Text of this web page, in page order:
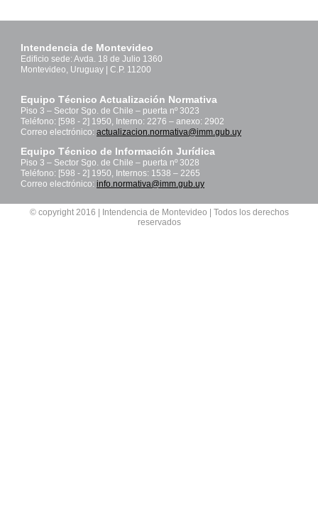
Intendencia de Montevideo
Edificio sede: Avda. 18 de Julio 1360
Montevideo, Uruguay | C.P. 11200
Equipo Técnico Actualización Normativa
Piso 3 – Sector Sgo. de Chile – puerta nº 3023
Teléfono: [598 - 2] 1950, Interno: 2276 – anexo: 2902
Correo electrónico: actualizacion.normativa@imm.gub.uy
Equipo Técnico de Información Jurídica
Piso 3 – Sector Sgo. de Chile – puerta nº 3028
Teléfono: [598 - 2] 1950, Internos: 1538 – 2265
Correo electrónico: info.normativa@imm.gub.uy
© copyright 2016 | Intendencia de Montevideo | Todos los derechos
reservados